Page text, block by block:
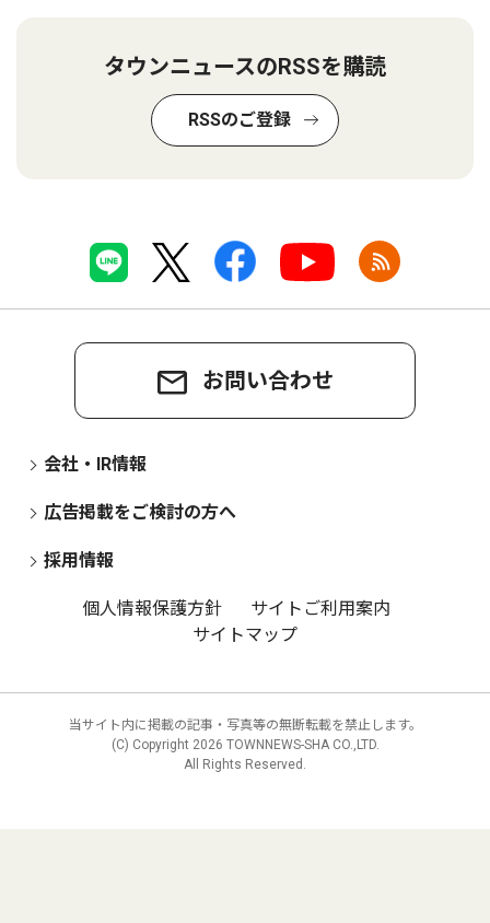
タウンニュースのRSSを購読
RSSのご登録
お問い合わせ
会社・IR情報
広告掲載をご検討の方へ
採用情報
個人情報保護方針
サイトご利用案内
サイトマップ
当サイト内に掲載の記事・写真等の無断転載を禁止します。
(C) Copyright 2026 TOWNNEWS-SHA CO.,LTD.
All Rights Reserved.